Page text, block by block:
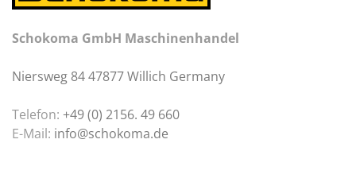
Schokoma GmbH Maschinenhandel
Niersweg 84 47877 Willich Germany
Telefon: +49 (0) 2156. 49 660
E-Mail: info@schokoma.de